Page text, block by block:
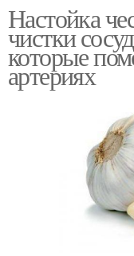
Настойка
чистки
которые
артериях